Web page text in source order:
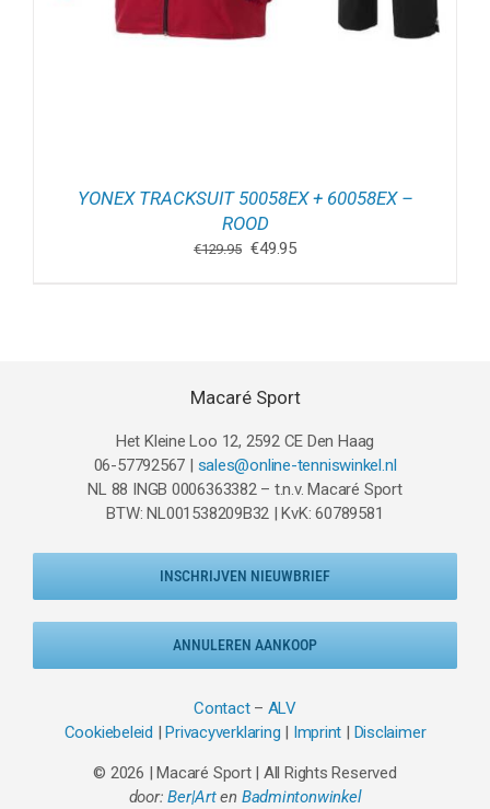
YONEX TRACKSUIT 50058EX + 60058EX –
ROOD
€129.95 Oorspronkelijke
€49.95Huidige
Macaré Sport
Het Kleine Loo 12, 2592 CE Den Haag
06-57792567 | sales@online-tenniswinkel.nl
NL 88 INGB 0006363382 – t.n.v. Macaré Sport
BTW: NL001538209B32 | KvK: 60789581
INSCHRIJVEN NIEUWBRIEF
ANNULEREN AANKOOP
Contact– ALV
Cookiebeleid
Privacyverklaring Imprint Disclaimer
© 2026 | Macaré Sport | All Rights Reserved
door:Ber|Arten Badmintonwinkel